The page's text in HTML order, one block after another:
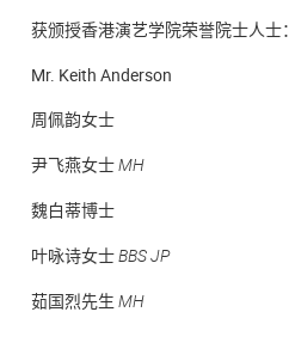
获颁授香港演艺学院荣誉院士人士：
Mr. Keith Anderson
周佩韵女士
尹飞燕女士MH
魏白蒂博士
叶咏诗女士BBS JP
茹国烈先生 MH